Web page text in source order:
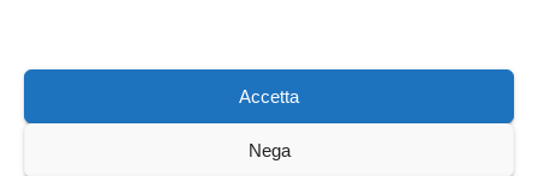
Accetta
Nega
Axeleroacademy.it